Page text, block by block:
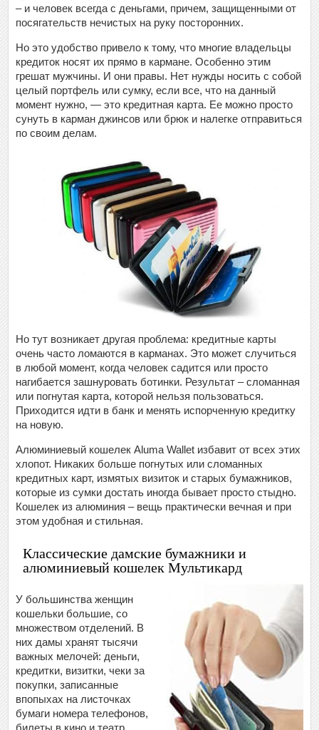
– и человек всегда с деньгами, причем, защищенными от
посягательств нечистых на руку посторонних.
Но это удобство привело к тому, что многие владельцы
кредиток носят их прямо в кармане. Особенно этим
грешат мужчины. И они правы. Нет нужды носить с собой
целый портфель или сумку, если все, что на данный
момент нужно, — это кредитная карта. Ее можно просто
сунуть в карман джинсов или брюк и налегке отправиться
по своим делам.
Но тут возникает другая проблема: кредитные карты
очень часто ломаются в карманах. Это может случиться
в любой момент, когда человек садится или просто
нагибается зашнуровать ботинки. Результат – сломанная
или погнутая карта, которой нельзя пользоваться.
Приходится идти в банк и менять испорченную кредитку
на новую.
Алюминиевый кошелек Aluma Wallet избавит от всех этих
хлопот. Никаких больше погнутых или сломанных
кредитных карт, измятых визиток и старых бумажников,
которые из сумки достать иногда бывает просто стыдно.
Кошелек из алюминия – вещь практически вечная и при
этом удобная и стильная.
Классические дамские бумажники и
алюминиевый кошелек Мультикард
У большинства женщин
кошельки большие, со
множеством отделений. В
них дамы хранят тысячи
важных мелочей: деньги,
кредитки, визитки, чеки за
покупки, записанные
впопыхах на листочках
бумаги номера телефонов,
билеты в кино и театр,